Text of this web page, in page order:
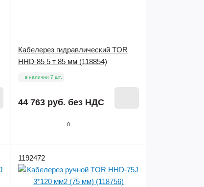
0
Кабелерез гидравлический TOR
HHD-85 5 т 85 мм (118854)
в наличии 7 шт.
44 763 руб. без НДС
1192472